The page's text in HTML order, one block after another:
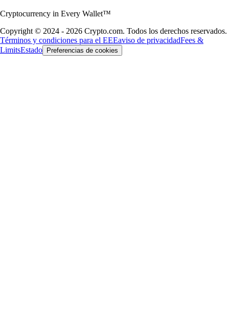
Cryptocurrency in Every Wallet™
Copyright © 2024 - 2026 Crypto.com. Todos los derechos reservados.
Términos y condiciones para el EEEaviso de privacidadFees &
LimitsEstado Preferencias de cookies